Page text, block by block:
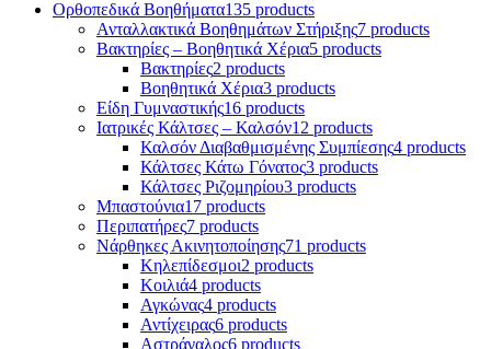
Ορθοπεδικά Βοηθήματα135 products
Ανταλλακτικά Βοηθημάτων Στήριξης7 products
Βακτηρίες – Βοηθητικά Χέρια5 products
Βακτηρίες2 products
Βοηθητικά Χέρια3 products
Είδη Γυμναστικής16 products
Ιατρικές Κάλτσες – Καλσόν12 products
Καλσόν Διαβαθμισμένης Συμπίεσης4 products
Κάλτσες Κάτω Γόνατος3 products
Κάλτσες Ριζομηρίου3 products
Μπαστούνια17 products
Περιπατήρες7 products
Νάρθηκες Ακινητοποίησης71 products
Κηλεπίδεσμοι2 products
Κοιλιά4 products
Αγκώνας4 products
Αντίχειρας6 products
Αστράγαλος6 products